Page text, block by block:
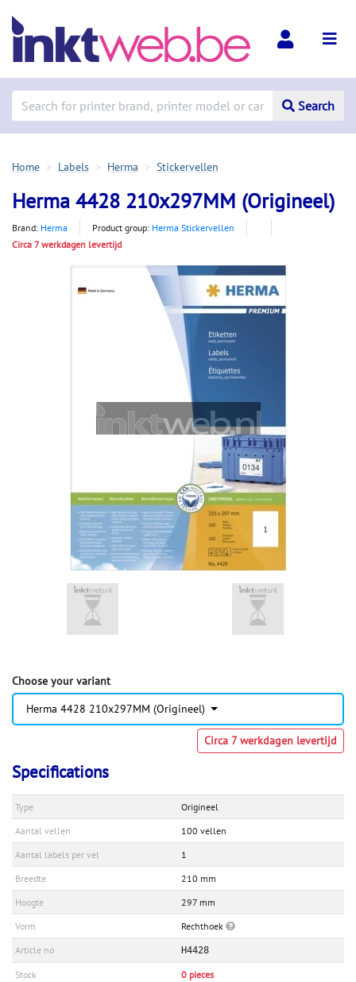
Search
Home Labels Herma Stickervellen
Herma 4428 210x297MM (Origineel)
Brand: Herma Product group: Herma Stickervellen
Circa 7 werkdagen levertijd
Choose your variant
Herma 4428 210x297MM (Origineel)
Circa 7 werkdagen levertijd
Specifications
Type
Origineel
Aantal vellen
100 vellen
Aantal labels per vel
1
Breedte
210 mm
Hoogte
297 mm
Vorm
Rechthoek
Article no
H4428
Stock 0 pieces